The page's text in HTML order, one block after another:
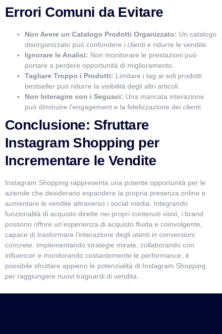
Errori Comuni da Evitare
Non Avere un Catalogo Prodotti Organizzato: Un catalogo
disorganizzato può confondere i clienti e ridurre le vendite.
Ignorare le Analisi: Non monitorare le prestazioni può
portare a perdere opportunità di miglioramento.
Tagliare Troppo i Prodotti: Limitare i tag ai soli prodotti
bestseller può ridurre la visibilità degli altri articoli.
Non Interagire con i Seguaci: Una mancata interazione
può diminuire l’engagement e la fidelizzazione dei clienti.
Conclusione: Sfruttare
Instagram Shopping per
Incrementare le Vendite
Instagram Shopping rappresenta una potente opportunità per le
aziende che desiderano espandere la propria presenza online e
aumentare le vendite attraverso i social media. Integrando
funzionalità di acquisto dirette nei propri contenuti visivi, i brand
possono offrire un’esperienza di acquisto fluida e coinvolgente,
capace di trasformare l’interazione degli utenti in conversioni
concrete. Implementando strategie mirate, collaborando con
influencer e monitorando costantemente le performance, è
possibile sfruttare appieno le potenzialità di Instagram Shopping
per raggiungere nuovi traguardi di vendita.